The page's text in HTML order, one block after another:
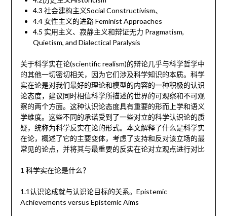
4.3 社会建构主义Social Constructivism、
4.4 女性主义的进路 Feminist Approaches
4.5 实用主义、寂静主义和辩证无力 Pragmatism,
Quietism, and Dialectical Paralysis
关于科学实在论(scientific realism)的辩论几乎与科学哲学中
的其他一切密切相关，因为它们涉及科学知识的本质。科学
实在论是对我们最好的理论和模型的内容的一种积极的认识
论态度，建议同时相信科学所描述的世界的可观察和不可观
察的两个方面。这种认识论态度具有重要的形而上学和语义
学维度。这些不同的承诺受到了一些对立的科学认识论的质
疑，统称为科学反实在论的形式。本文解释了什么是科学实
在论，概述了它的主要变体，考虑了支持和反对该立场的最
常见的论点，并将其与最重要的反实在论对立观点进行对比
1 科学实在论是什么？
1.1认识论成就与认识论目标的关系。Epistemic
Achievements versus Epistemic Aims